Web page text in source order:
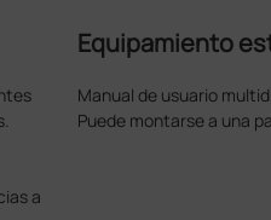
a
Equipamiento
Manual de usuario
Puede montarse a una